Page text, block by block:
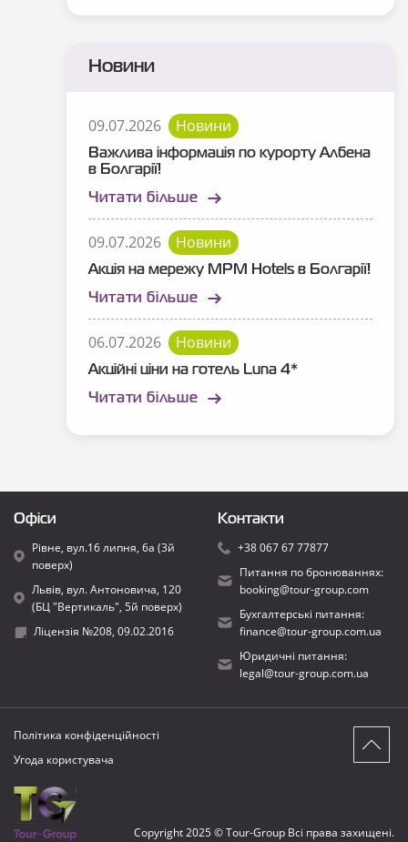
Новини
09.07.2026 Новини
Важлива інформація по курорту Албена
в Болгарії!
Читати більше
09.07.2026 Новини
Акція на мережу MPM Hotels в Болгарії!
Читати більше
06.07.2026 Новини
Акційні ціни на готель Luna 4*
Читати більше
Офіси
Рівне, вул.16 липня, 6а (3й
поверх)
Львів, вул. Антоновича, 120
(БЦ "Вертикаль", 5й поверх)
Ліцензія №208, 09.02.2016
Контакти
+38 067 67 77877
Питання по бронюваннях:
booking@tour-group.com
Бухгалтерські питання:
finance@tour-group.com.ua
Юридичні питання:
legal@tour-group.com.ua
Copyright 2025 © Tour-Group Всі права захищені.
Політика конфіденційності
Угода користувача